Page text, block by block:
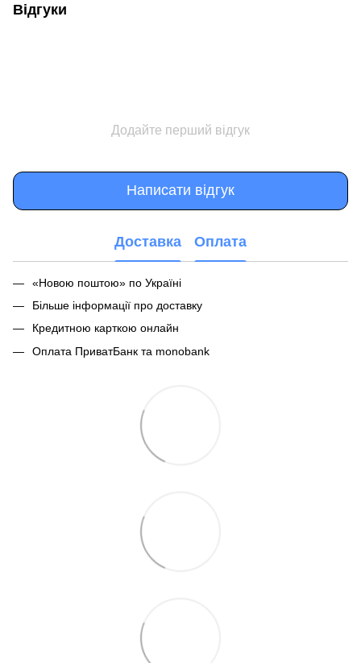
Відгуки
Додайте перший відгук
Написати відгук
Доставка Оплата
«Новою поштою» по Україні
Більше інформації про доставку
Кредитною карткою онлайн
Оплата ПриватБанк та monobank